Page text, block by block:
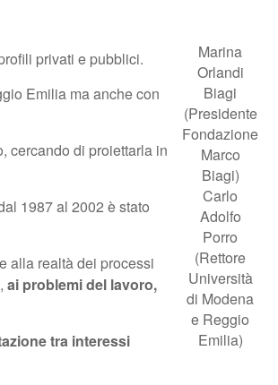
Marina
Orlandi
Biagi
(Presidente
Fondazione
Marco
Biagi)
Carlo
Adolfo
Porro
(Rettore
Università
di Modena
e Reggio
Emilia)
privati e pubblici.
Emilia ma anche con
cercando di proiettarla in
1987 al 2002 è stato
alla realtà dei processi
ai problemi del lavoro,
tra interessi